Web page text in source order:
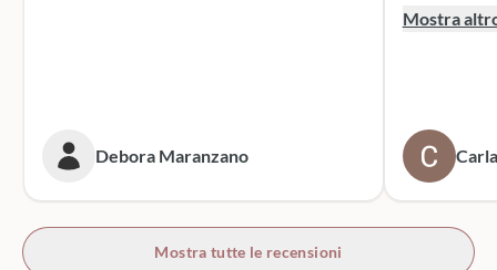
Debora Maranzano
supporto
prossime
bottoni!
Mostra
Mostra tutte le recensioni